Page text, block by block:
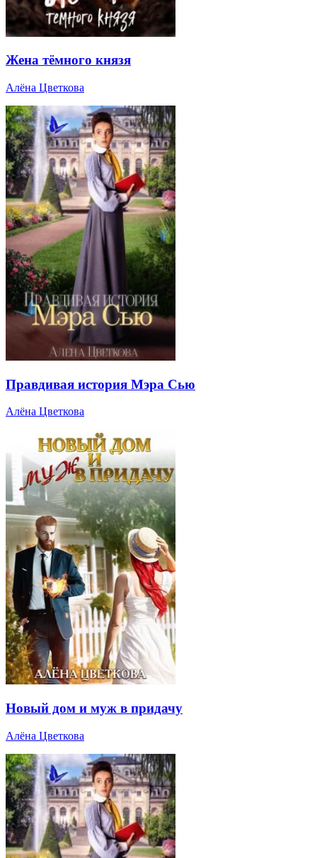
Жена тёмного князя
Алёна Цветкова
Правдивая история Мэра Сью
Алёна Цветкова
Новый дом и муж в придачу
Алёна Цветкова